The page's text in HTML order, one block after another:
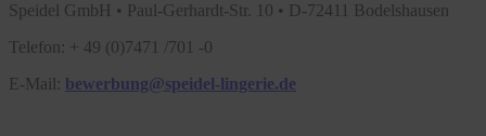
Speidel GmbH • Paul-Gerhardt-Str. 10 • D-72411 Bodelshausen
Telefon: + 49 (0)7471 /701 -0
E-Mail: bewerbung@speidel-lingerie.de